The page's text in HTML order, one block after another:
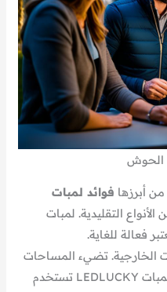
الحوش
من أبرزها فوائد لمبات
التقليدية. لمبات
الخارجية. تضيء المساحات
وتجعلها أكثر مريحة ومأمونة ليلاً. لمبات LEDLUCKY تستخدم